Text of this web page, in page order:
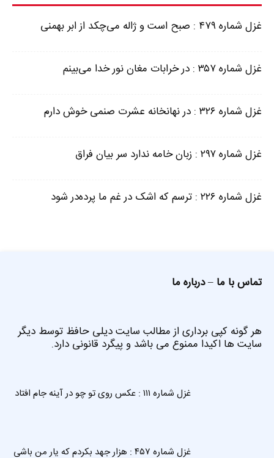
غزل شماره ۴۷۹ : صبح است و ژاله می‌چکد از ابر بهمنی
غزل شماره ۳۵۷ : در خرابات مغان نور خدا می‌بینم
غزل شماره ۳۲۶ : در نهانخانه عشرت صنمی خوش دارم
غزل شماره ۲۹۷ : زبان خامه ندارد سر بیان فراق
غزل شماره ۲۲۶ : ترسم که اشک در غم ما پرده‌در شود
تماس با ما –درباره ما
هر گونه کپی برداری از مطالب سایت دیلی حافظ توسط دیگر
سایت ها اکیدا ممنوع می باشد و پیگرد قانونی دارد.
غزل شماره ۱۱۱ : عکس روی تو چو در آینه جام افتاد
غزل شماره ۴۵۷ : هزار جهد بکردم که یار من باشی